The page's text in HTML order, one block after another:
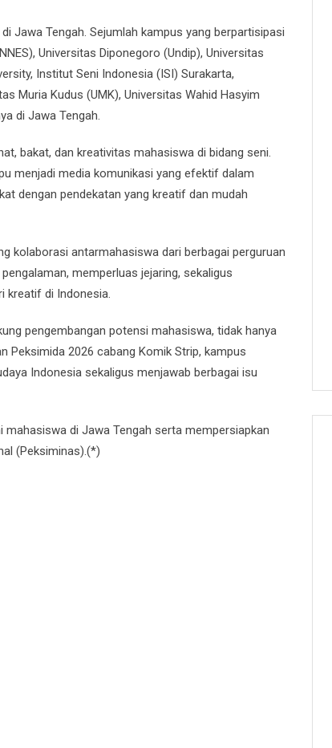
Jawa Tengah. Sejumlah kampus yang berpartisipasi
Universitas Diponegoro (Undip), Universitas
Institut Seni Indonesia (ISI) Surakarta,
Muria Kudus (UMK), Universitas Wahid Hasyim
di Jawa Tengah.
bakat, dan kreativitas mahasiswa di bidang seni.
menjadi media komunikasi yang efektif dalam
dengan pendekatan yang kreatif dan mudah
kolaborasi antarmahasiswa dari berbagai perguruan
memperluas jejaring, sekaligus
kreatif di Indonesia.
pengembangan potensi mahasiswa, tidak hanya
Peksimida 2026 cabang Komik Strip, kampus
Indonesia sekaligus menjawab berbagai isu
di Jawa Tengah serta mempersiapkan
(Peksiminas).(*)